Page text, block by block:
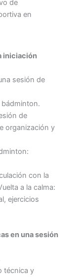
de
en
iniciación
sesión de
de
organización y
con la
a la calma:
ejercicios
en una sesión
técnica y